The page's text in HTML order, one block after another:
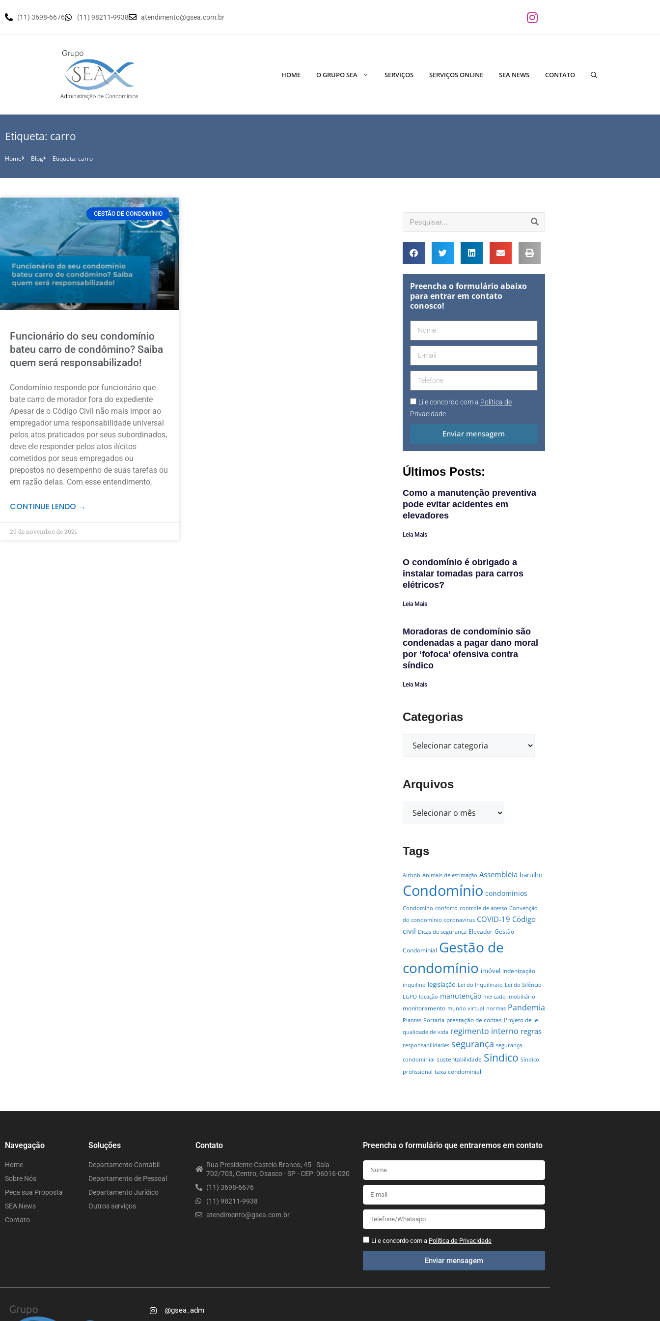
(11) 3698-6676 (11) 98211-9938 atendimento@gsea.com.br
HOME O GRUPO SEA SERVIÇOS SERVIÇOS ONLINE SEA NEWS CONTATO
Etiqueta: carro
Home Blog Etiqueta: carro
GESTÃO DE CONDOMÍNIO
Funcionário do seu condomínio
bateu carro de condômino? Saiba
quem será responsabilizado!
Condomínio responde por funcionário que
bate carro de morador fora do expediente
Apesar de o Código Civil não mais impor ao
empregador uma responsabilidade universal
pelos atos praticados por seus subordinados,
deve ele responder pelos atos ilícitos
cometidos por seus empregados ou
prepostos no desempenho de suas tarefas ou
em razão delas. Com esse entendimento,
CONTINUE LENDO →
29 de novembro de 2021
Preencha o formulário abaixo
para entrar em contato
conosco!
Li e concordo com a Política de
Privacidade
Enviar mensagem
Últimos Posts:
Como a manutenção preventiva
pode evitar acidentes em
elevadores
Leia Mais
O condomínio é obrigado a
instalar tomadas para carros
elétricos?
Leia Mais
Moradoras de condomínio são
condenadas a pagar dano moral
por ‘fofoca’ ofensiva contra
síndico
Leia Mais
Categorias
Arquivos
Tags
Airbnb Animais de estimação Assembléia barulho
Condomínio condomínios
Condomíno conforto controle de acesso Convenção
do condomínio coronavírus COVID-19 Código
civil Dicas de segurança Elevador Gestão
Condomínial Gestão de
condomínio imóvel indenização
inquilino legislação Lei do Inquilinato Lei do Silêncio
LGPD locação manutenção mercado imobiliário
monitoramento mundo virtual normas Pandemia
Plantas Portaria prestação de contas Projeto de lei
qualidade de vida regimento interno regras
responsabilidades segurança segurança
condominial sustentabilidade Síndico Síndico
profissional taxa condominial
Navegação
Home
Sobre Nós
Peça sua Proposta
SEA News
Contato
Soluções
Departamento Contábil
Departamento de Pessoal
Departamento Jurídico
Outros serviços
Contato
Rua Presidente Castelo Branco, 45 - Sala
702/703, Centro, Osasco - SP - CEP: 06016-020
(11) 3698-6676
(11) 98211-9938
atendimento@gsea.com.br
Preencha o formulário que entraremos em contato
Li e concordo com a Política de Privacidade
Enviar mensagem
@gsea_adm